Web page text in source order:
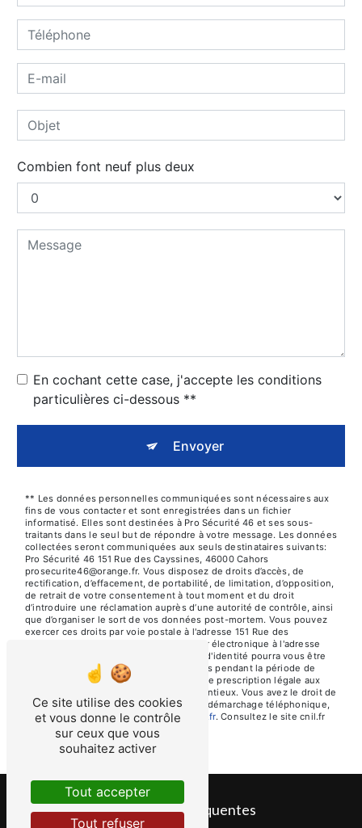
Combien font neuf plus deux
En cochant cette case, j'accepte les conditions
particulières ci-dessous **
Envoyer
** Les données personnelles communiquées sont nécessaires aux
fins de vous contacter et sont enregistrées dans un fichier
informatisé. Elles sont destinées à Pro Sécurité 46 et ses sous-
traitants dans le seul but de répondre à votre message. Les données
collectées seront communiquées aux seuls destinataires suivants:
Pro Sécurité 46 151 Rue des Cayssines, 46000 Cahors
prosecurite46@orange.fr. Vous disposez de droits d’accès, de
rectification, d’effacement, de portabilité, de limitation, d’opposition,
de retrait de votre consentement à tout moment et du droit
d’introduire une réclamation auprès d’une autorité de contrôle, ainsi
que d’organiser le sort de vos données post-mortem. Vous pouvez
exercer ces droits par voie postale à l'adresse 151 Rue des
Cayssines, 46000 Cahors ou par courrier électronique à l'adresse
prosecurite46@orange.fr. Un justificatif d'identité pourra vous être
demandé. Nous conservons vos données pendant la période de
prise de contact puis pendant la durée de prescription légale aux
fins probatoires et de gestion des contentieux. Vous avez le droit de
vous inscrire sur la liste d'opposition au démarchage téléphonique,
disponible à cette adresse:Bloctel.gouv.fr. Consultez le site cnil.fr
pour plus d’informations sur vos droits.
Recherches fréquentes
Ce site utilise des cookies
et vous donne le contrôle
sur ceux que vous
souhaitez activer
Tout accepter
Tout refuser